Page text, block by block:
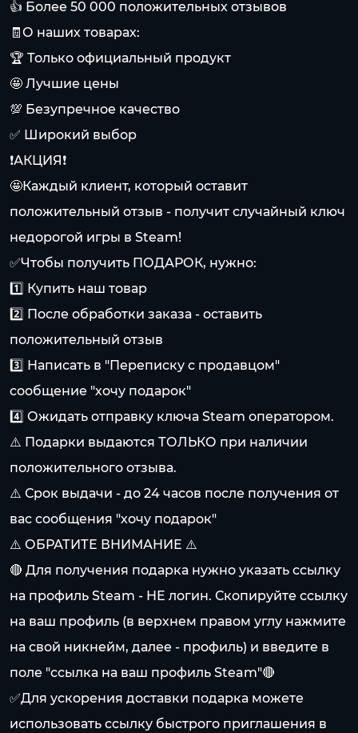
👍 Более 50 000 положительных отзывов
🧾О наших товарах:
🏆 Только официальный продукт
🤩 Лучшие цены
💯 Безупречное качество
✅ Широкий выбор
❗️АКЦИЯ❗️
🤩Каждый клиент, который оставит
положительный отзыв - получит случайный ключ
недорогой игры в Steam!
✅Чтобы получить ПОДАРОК, нужно:
1️⃣ Купить наш товар
2️⃣ После обработки заказа - оставить
положительный отзыв
3️⃣ Написать в "Переписку с продавцом"
сообщение "хочу подарок"
4️⃣ Ожидать отправку ключа Steam оператором.
⚠️ Подарки выдаются ТОЛЬКО при наличии
положительного отзыва.
⚠️ Срок выдачи - до 24 часов после получения от
вас сообщения "хочу подарок"
⚠️ ОБРАТИТЕ ВНИМАНИЕ ⚠️
🔴 Для получения подарка нужно указать ссылку
на профиль Steam - НЕ логин. Скопируйте ссылку
на ваш профиль (в верхнем правом углу нажмите
на свой никнейм, далее - профиль) и введите в
поле "ссылка на ваш профиль Steam"🔴
✅Для ускорения доставки подарка можете
использовать ссылку быстрого приглашения в